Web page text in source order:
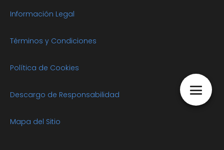
Información Legal
Términos y Condiciones
Política de Cookies
Descargo de Responsabilidad
Mapa del Sitio